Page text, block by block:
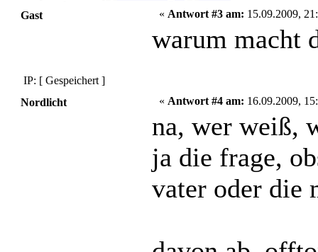
Gast
« Antwort #3 am: 15.09.2009,
warum macht
IP: [ Gespeichert ]
Nordlicht
« Antwort #4 am: 16.09.2009,
na, wer weiß,
ja die frage,
vater oder die